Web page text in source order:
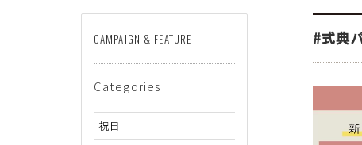
#式典
CAMPAIGN & FEATURE
Categories
祝日
ブランドから探す